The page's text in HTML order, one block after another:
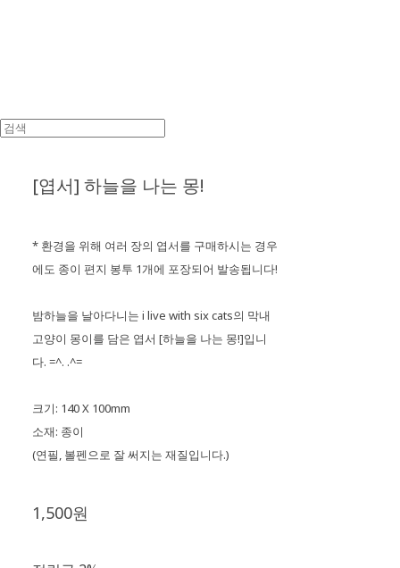
[엽서] 하늘을 나는 몽!
* 환경을 위해 여러 장의 엽서를 구매하시는 경우
에도 종이 편지 봉투 1개에 포장되어 발송됩니다!
밤하늘을 날아다니는 i live with six cats의 막내
고양이 몽이를 담은 엽서 [하늘을 나는 몽!]입니
다. =^. .^=
크기: 140 X 100mm
소재: 종이
(연필, 볼펜으로 잘 써지는 재질입니다.)
1,500원
🫧